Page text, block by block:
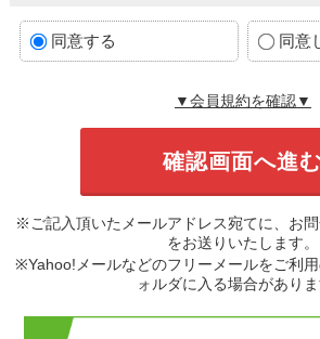
同意する 同意
▼会員規約を確認▼
※ご記入頂いたメールアドレス宛てに、お
をお送りいたします。
※Yahoo!メールなどのフリーメールをご利
ォルダに入る場合がありま